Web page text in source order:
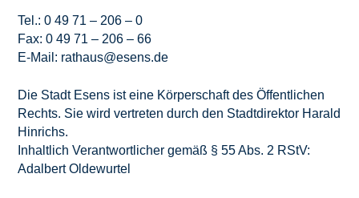
Tel.: 0 49 71 – 206 – 0
Fax: 0 49 71 – 206 – 66
E-Mail: rathaus@esens.de
Die Stadt Esens ist eine Körperschaft des Öffentlichen
Rechts. Sie wird vertreten durch den Stadtdirektor Harald
Hinrichs.
Inhaltlich Verantwortlicher gemäß § 55 Abs. 2 RStV:
Adalbert Oldewurtel